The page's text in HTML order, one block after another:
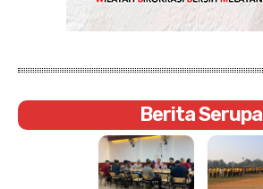
Berita Serupa